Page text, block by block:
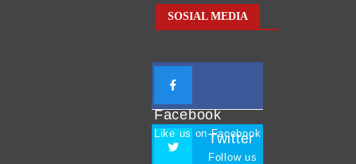
SOSIAL MEDIA
Facebook
Like us on Facebook
Twitter
Follow us